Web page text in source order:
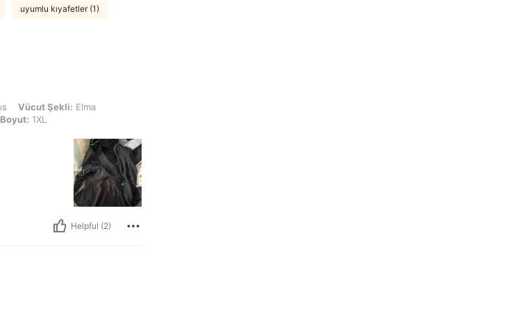
uyumlu kıyafetler (1)
Büst: 100 cm / 39.4 in, KALÇA: 100 cm / 39 in, Bel: 91 cm / 36 in, Renk: Siyah, Boyut: 1XL
Vücut Şekli: Elma
Boyut: 1XL
Helpful (2)